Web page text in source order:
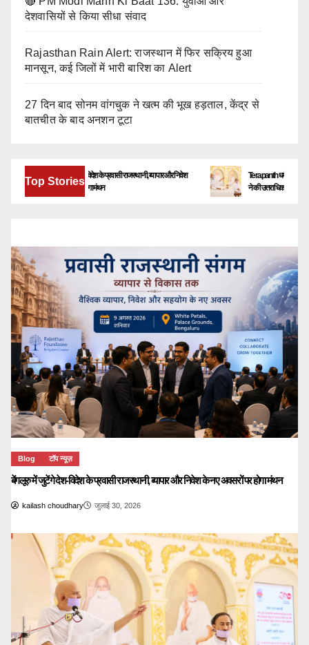
देशवासियों से किया सीधा संवाद
Rajasthan Rain Alert: राजस्थान में फिर सक्रिय हुआ
मानसून, कई जिलों में भारी बारिश का Alert
27 दिन बाद सोनम वांगचुक ने खत्म की भूख हड़ताल, केंद्र से
बातचीत के बाद अनशन टूटा
Top Stories
बेंगलूरु में जुटेंगे देश-विदेश के प्रवासी राजस्थानी, व्यापार और निवेश
के नए अवसरों पर होगा मंथन
Terapanth धर्मसंघ को मिला नया
ने की उत्तराधिकारी की घोषणा
Blog टॉप न्यूज़
बेंगलूरु में जुटेंगे देश-विदेश के प्रवासी राजस्थानी, व्यापार और निवेश के नए अवसरों पर होगा मंथन
kailash choudhary जुलाई 30, 2026